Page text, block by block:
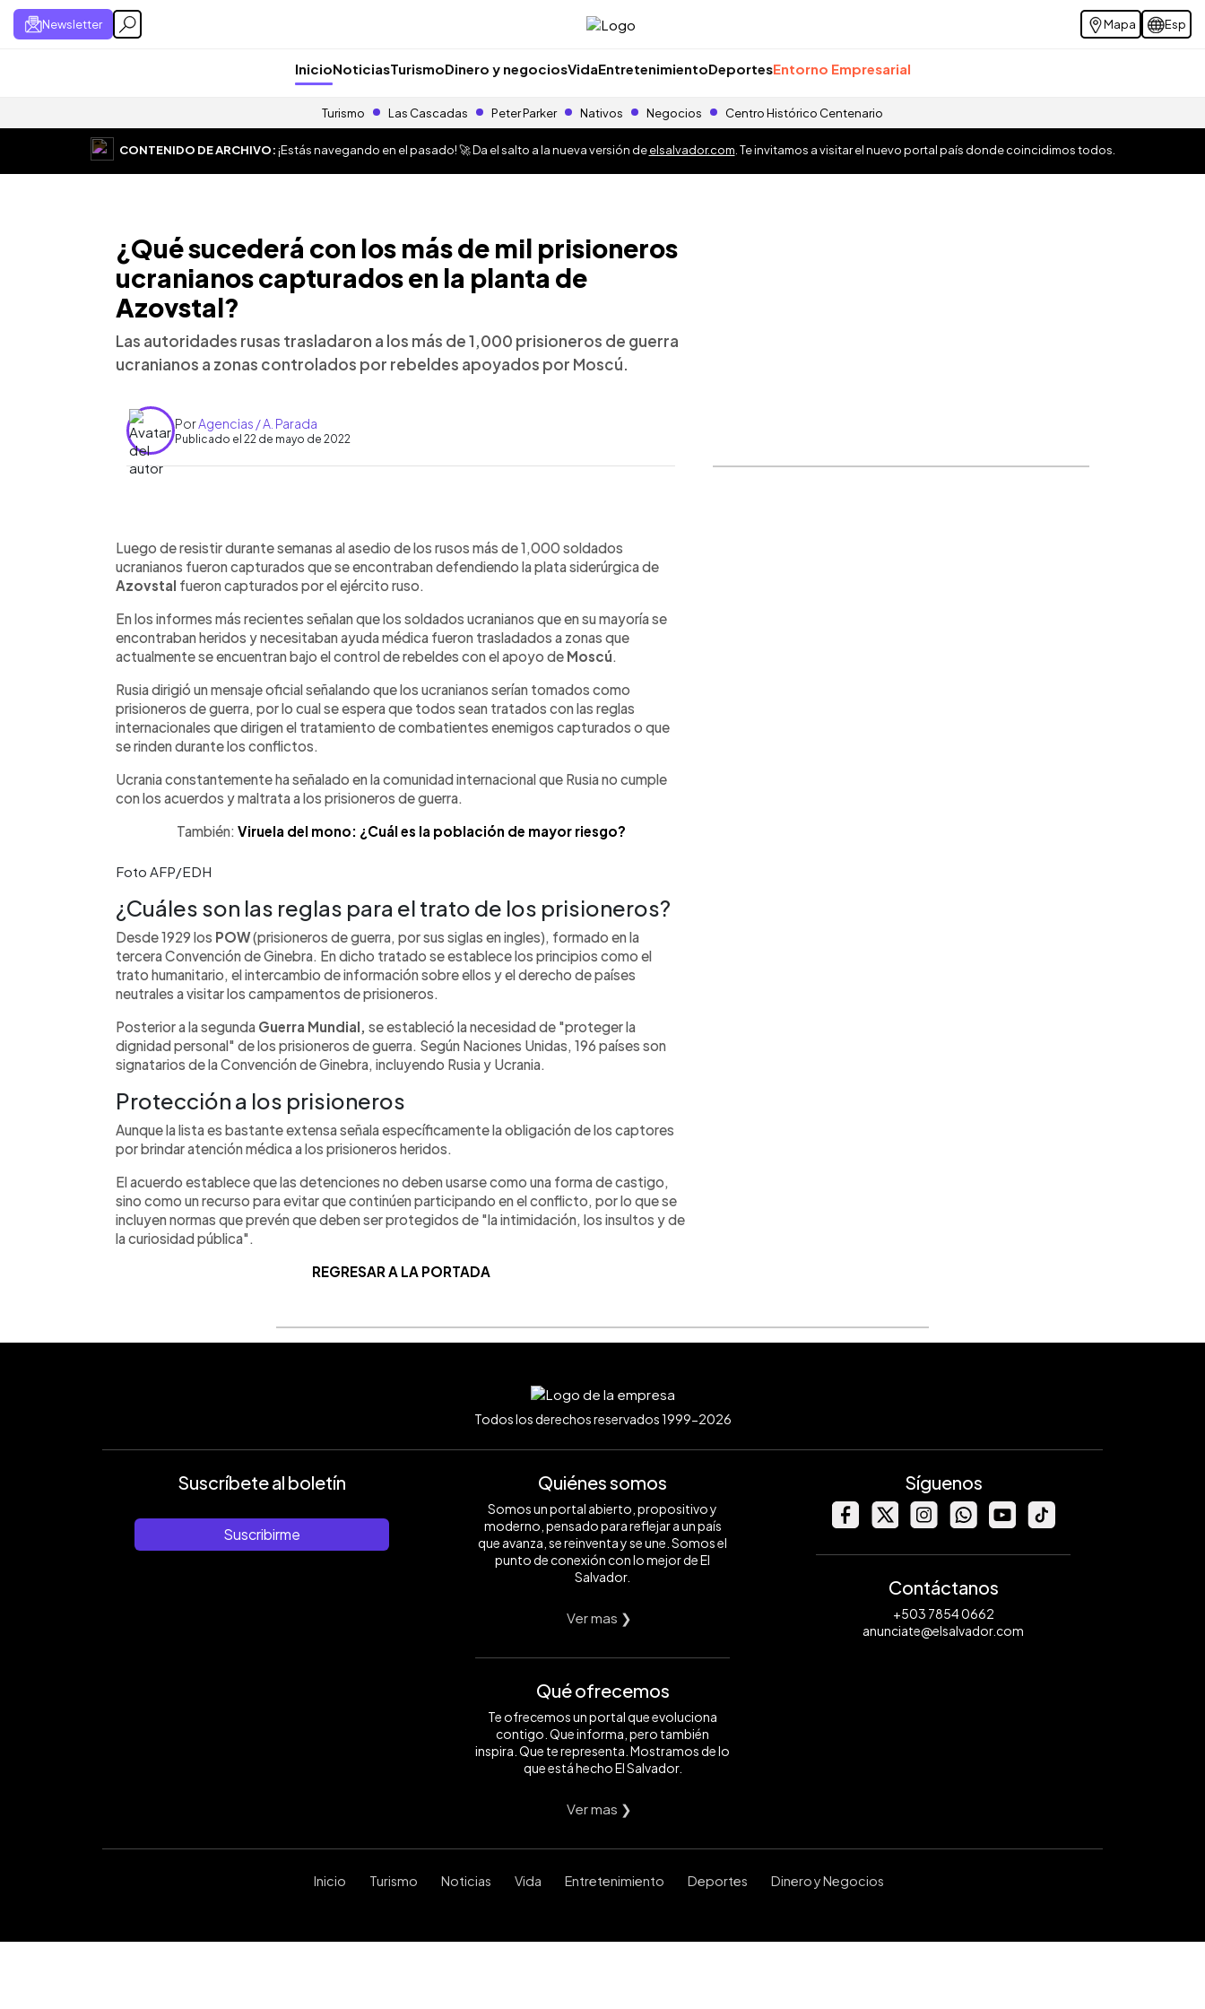
Newsletter Mapa Esp
InicioNoticiasTurismoDinero y negociosVidaEntretenimientoDeportesEntorno Empresarial
Turismo Las Cascadas Peter Parker Nativos Negocios Centro Histórico Centenario
CONTENIDO DE ARCHIVO:¡Estás navegando en el pasado! 🚀 Da el salto a la nueva versión deelsalvador.com . Te invitamos a visitar el nuevo portal país donde coincidimos todos.
¿Qué sucederá con los más de mil prisioneros
ucranianos capturados en la planta de
Azovstal?
Las autoridades rusas trasladaron a los más de 1,000 prisioneros de guerra
ucranianos a zonas controlados por rebeldes apoyados por Moscú.
PorAgencias / A. Parada
Publicado el 22 de mayo de 2022
Escuchar artículo
Luego de resistir durante semanas al asedio de los rusos más de 1,000 soldados
ucranianos fueron capturados que se encontraban defendiendo la plata siderúrgica de
Azovstal fueron capturados por el ejército ruso.
En los informes más recientes señalan que los soldados ucranianos que en su mayoría se
encontraban heridos y necesitaban ayuda médica fueron trasladados a zonas que
actualmente se encuentran bajo el control de rebeldes con el apoyo de Moscú.
Rusia dirigió un mensaje oficial señalando que los ucranianos serían tomados como
prisioneros de guerra, por lo cual se espera que todos sean tratados con las reglas
internacionales que dirigen el tratamiento de combatientes enemigos capturados o que
se rinden durante los conflictos.
Ucrania constantemente ha señalado en la comunidad internacional que Rusia no cumple
con los acuerdos y maltrata a los prisioneros de guerra.
También: Viruela del mono: ¿Cuál es la población de mayor riesgo?
Foto AFP/EDH
¿Cuáles son las reglas para el trato de los prisioneros?
Desde 1929 los POW(prisioneros de guerra, por sus siglas en ingles), formado en la
tercera Convención de Ginebra. En dicho tratado se establece los principios como el
trato humanitario, el intercambio de información sobre ellos y el derecho de países
neutrales a visitar los campamentos de prisioneros.
Posterior a la segunda Guerra Mundial, se estableció la necesidad de "proteger la
dignidad personal" de los prisioneros de guerra. Según Naciones Unidas, 196 países son
signatarios de la Convención de Ginebra, incluyendo Rusia y Ucrania.
Protección a los prisioneros
Aunque la lista es bastante extensa señala específicamente la obligación de los captores
por brindar atención médica a los prisioneros heridos.
El acuerdo establece que las detenciones no deben usarse como una forma de castigo,
sino como un recurso para evitar que continúen participando en el conflicto, por lo que se
incluyen normas que prevén que deben ser protegidos de "la intimidación, los insultos y de
la curiosidad pública".
REGRESAR A LA PORTADA
Todos los derechos reservados 1999-2026
Suscríbete al boletín
Suscribirme
Quiénes somos
Somos un portal abierto, propositivo y
moderno, pensado para reflejar a un país
que avanza, se reinventa y se une. Somos el
punto de conexión con lo mejor de El
Salvador.
Ver mas ❯
Qué ofrecemos
Te ofrecemos un portal que evoluciona
contigo. Que informa, pero también
inspira. Que te representa. Mostramos de lo
que está hecho El Salvador.
Ver mas ❯
Síguenos
Contáctanos
+503 7854 0662
anunciate@elsalvador.com
Inicio Turismo Noticias Vida Entretenimiento Deportes Dinero y Negocios